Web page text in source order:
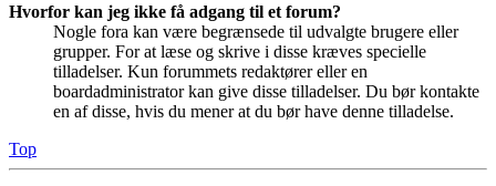
Hvorfor kan jeg ikke få adgang til et forum?
Nogle fora kan være begrænsede til udvalgte brugere eller
grupper. For at læse og skrive i disse kræves specielle
tilladelser. Kun forummets redaktører eller en
boardadministrator kan give disse tilladelser. Du bør kontakte
en af disse, hvis du mener at du bør have denne tilladelse.
Top